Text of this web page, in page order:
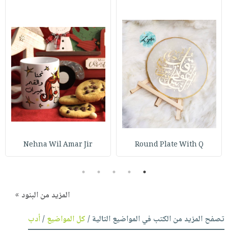
Round Plate With Q
Nehna Wil Amar Jir
1
2
3
4
5
المزيد من البنود »
تصفح المزيد من الكتب في المواضيع التالية /كل المواضيع/أدب